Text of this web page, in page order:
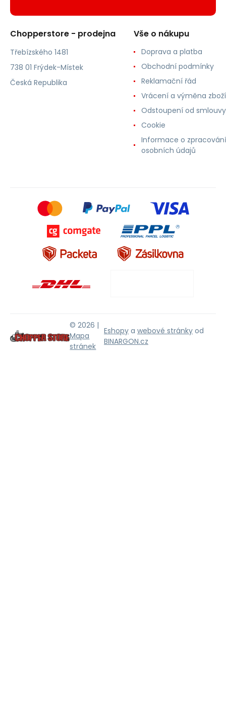
Chopperstore - prodejna
Třebízského 1481
738 01 Frýdek-Místek
Česká Republika
Vše o nákupu
Doprava a platba
Obchodní podmínky
Reklamační řád
Vrácení a výměna zboží
Odstoupení od smlouvy
Cookie
Informace o zpracování
osobních údajů
© 2026 |
Mapa
stránek
Eshopy a webové stránky od
BINARGON.cz